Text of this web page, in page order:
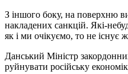
З іншого боку, на поверхню
накладених санкцій. Які-
як і ми очікуємо, то не
Данський Міністр
руйнувати російську